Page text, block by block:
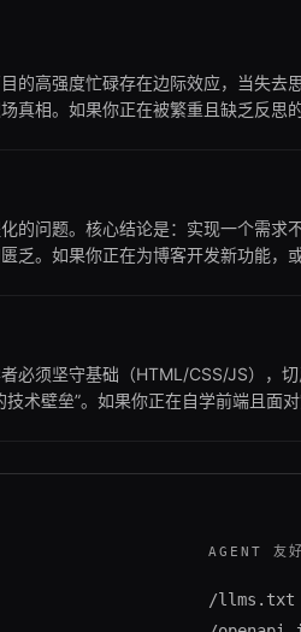
的高强度忙碌存在边际效应，当失去
真相。如果你正在被繁重且缺乏反思
的问题。核心结论是：实现一个需求
乏。如果你正在为博客开发新功能，
必须坚守基础（HTML/CSS/JS），
术壁垒”。如果你正在自学前端且面
AGENT 友好
/llms.txt